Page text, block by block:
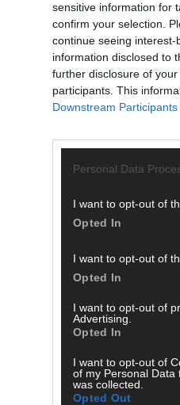
sensitive information for
confirm your selection.
continue seeing
information disclosed to
further disclosure of
participants. This
Downstream Participants
Personal Data
I want to opt-out of
Opted In
I want to opt-out of
Opted In
I want to opt-out of
Advertising.
Opted In
I want to opt-out of
of my Personal Data
was collected.
Opted Out